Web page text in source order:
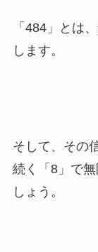
「484」とは
します。
そして、その
続く「8」で
しょう。